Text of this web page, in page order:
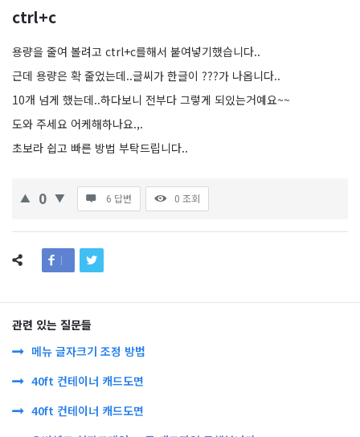
ctrl+c
용량을 줄여 볼려고 ctrl+c를해서 붙여넣기했습니다..
근데 용량은 확 줄었는데..글씨가 한글이 ???가 나옵니다..
10개 넘게 했는데..하다보니 전부다 그렇게 되있는거예요~~
도와 주세요 어케해하나요.,.
초보라 쉽고 빠른 방법 부탁드립니다..
0 6 답변 0 조회
관련 있는 질문들
메뉴 글자크기 조정 방법
40ft 컨테이너 캐드도면
40ft 컨테이너 캐드도면